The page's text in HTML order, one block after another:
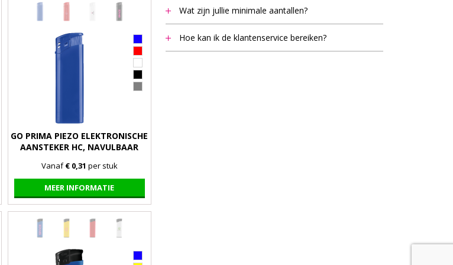
GO PRIMA PIEZO ELEKTRONISCHE
AANSTEKER HC, NAVULBAAR
Vanaf€ 0,31 per stuk
MEER INFORMATIE
Wat zijn jullie minimale aantallen?
Het minimale bestel aantal staat bij de meeste artikelen
vermeld, dit is het laagste aantal dat vermeld staat als er
Hoe kan ik de klantenservice bereiken?